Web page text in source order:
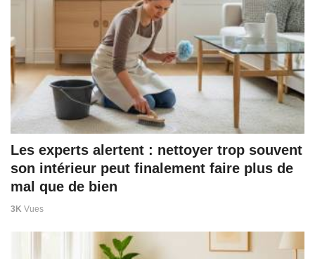
Les experts alertent : nettoyer trop souvent
son intérieur peut finalement faire plus de
mal que de bien
3K Vues